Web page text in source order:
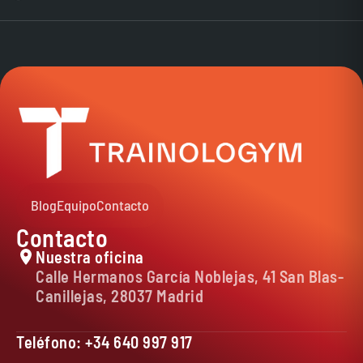
Contacto
Nuestra oficina
Calle Hermanos García Noblejas, 41 San Blas-
Canillejas, 28037 Madrid
Teléfono: +34 640 997 917
BlogEquipoContacto